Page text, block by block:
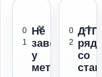
0
1
Не
заводится
у
метро
0
2
ДТП
со